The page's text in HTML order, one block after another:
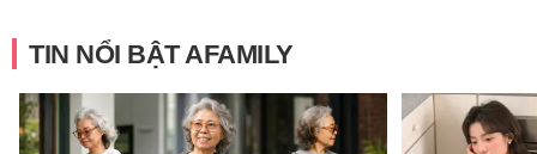
TIN NỔI BẬT AFAMILY